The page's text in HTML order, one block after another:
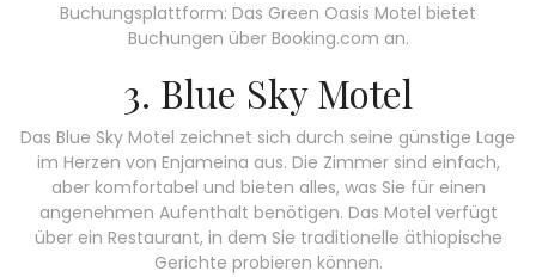
Buchungsplattform: Das Green Oasis Motel bietet
Buchungen über Booking.com an.
3. Blue Sky Motel
Das Blue Sky Motel zeichnet sich durch seine günstige Lage
im Herzen von Enjameina aus. Die Zimmer sind einfach,
aber komfortabel und bieten alles, was Sie für einen
angenehmen Aufenthalt benötigen. Das Motel verfügt
über ein Restaurant, in dem Sie traditionelle äthiopische
Gerichte probieren können.